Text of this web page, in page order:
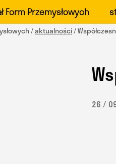
Form Przemysłowych
/aktualności/
26 /